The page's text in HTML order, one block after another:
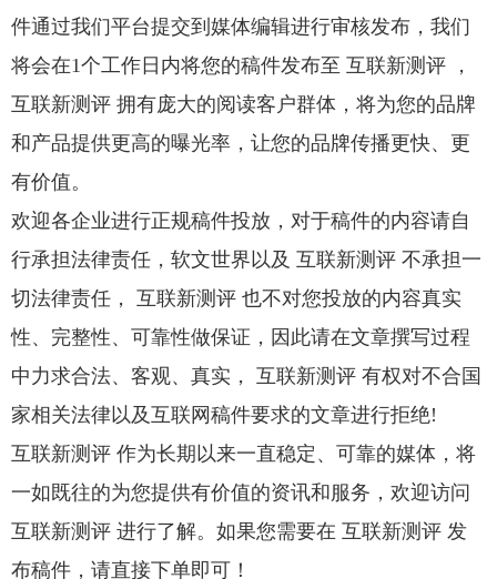
件通过我们平台提交到媒体编辑进行审核发布，我们
将会在1个工作日内将您的稿件发布至 互联新测评 ，
互联新测评 拥有庞大的阅读客户群体，将为您的品牌
和产品提供更高的曝光率，让您的品牌传播更快、更
有价值。
欢迎各企业进行正规稿件投放，对于稿件的内容请自
行承担法律责任，软文世界以及 互联新测评 不承担一
切法律责任， 互联新测评 也不对您投放的内容真实
性、完整性、可靠性做保证，因此请在文章撰写过程
中力求合法、客观、真实， 互联新测评 有权对不合国
家相关法律以及互联网稿件要求的文章进行拒绝!
互联新测评 作为长期以来一直稳定、可靠的媒体，将
一如既往的为您提供有价值的资讯和服务，欢迎访问
互联新测评 进行了解。如果您需要在 互联新测评 发
布稿件，请直接下单即可！